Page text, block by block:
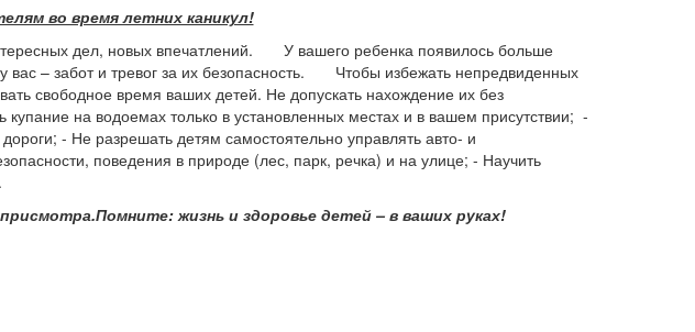
во время летних каникул!
дел, новых впечатлений. У вашего ребенка появилось больше
вас – забот и тревог за их безопасность. Чтобы избежать непредвиденных
свободное время ваших детей. Не допускать нахождение их без
на водоемах только в установленных местах и в вашем присутствии; -
- Не разрешать детям самостоятельно управлять авто- и
поведения в природе (лес, парк, речка) и на улице; - Научить
Помните: жизнь и здоровье детей – в ваших руках!